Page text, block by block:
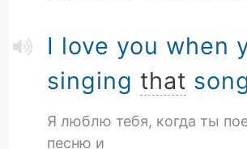
I love you when
singing that
Я люблю тебя, когда ты
песню и